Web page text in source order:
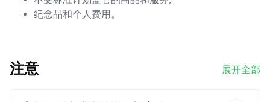
纪念品和个人费用。
注意 展开全部